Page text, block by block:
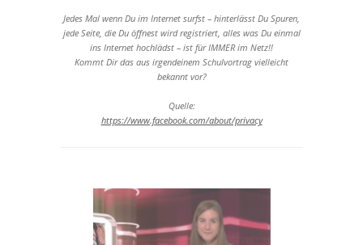
Jedes Mal wenn Du im Internet surfst – hinterlässt Du Spuren,
jede Seite, die Du öffnest wird registriert, alles was Du einmal
ins Internet hochlädst – ist für IMMER im Netz!!
Kommt Dir das aus irgendeinem Schulvortrag vielleicht
bekannt vor?
Quelle:
https://www.facebook.com/about/privacy